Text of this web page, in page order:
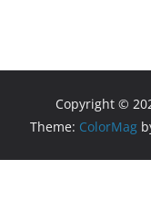
Copyright ©
Theme: ColorMag